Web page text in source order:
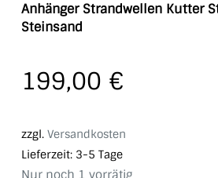
Anhänger Strandwellen Kutter
Steinsand
199,00 €
zzgl. Versandkosten
Lieferzeit: 3-5 Tage